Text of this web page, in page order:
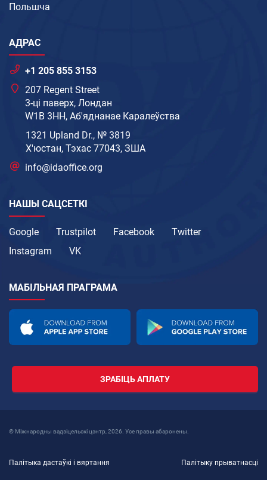
Польшча
АДРАС
+1 205 855 3153
207 Regent Street
3-ці паверх, Лондан
W1B 3HH, Аб'яднанае Каралеўства
1321 Upland Dr., № 3819
Х'юстан, Тэхас 77043, ЗША
info@idaoffice.org
НАШЫ САЦСЕТКІ
Google Trustpilot Facebook
Twitter
Instagram
VK
МАБІЛЬНАЯ ПРАГРАМА
ЗРАБІЦЬ АПЛАТУ
© Міжнародны вадзіцельскі цэнтр, 2026. Усе правы абаронены.
Палітыка дастаўкі і вяртання Палітыку прыватнасці